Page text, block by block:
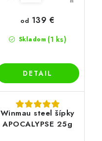
Skladom (1 ks)
od 139 €
DETAIL
Winmau steel šípky
APOCALYPSE 25g